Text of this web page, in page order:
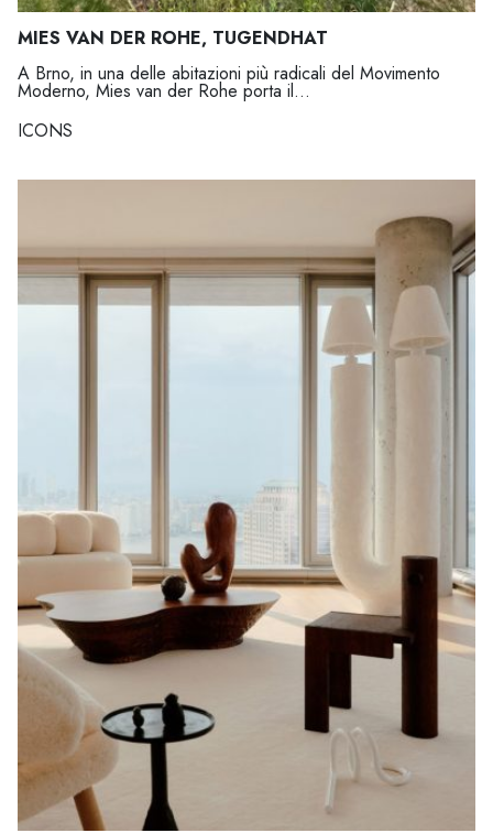
MIES VAN DER ROHE, TUGENDHAT
A Brno, in una delle abitazioni più radicali del Movimento
Moderno, Mies van der Rohe porta il...
ICONS